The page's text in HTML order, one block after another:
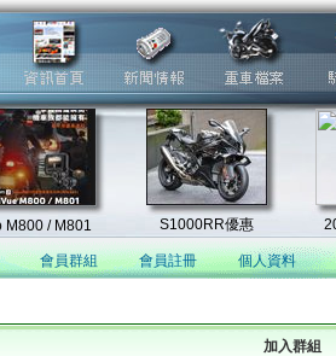
會員群組 會員註冊 個人資料
加入群組